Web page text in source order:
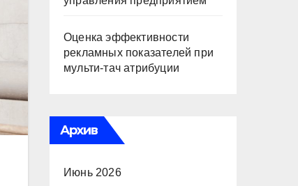
Оценка эффективности
рекламных показателей при
мульти-тач атрибуции
Архив
Июнь 2026